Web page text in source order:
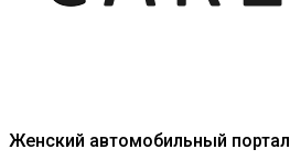
Женский автомобильный портал